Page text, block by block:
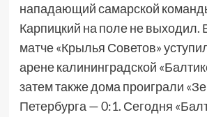
нападающий самарской
Карпицкий на поле не выходил.
матче «Крылья Советов»
арене калининградской
затем также дома проиграли
Петербурга — 0:1. Сегодня